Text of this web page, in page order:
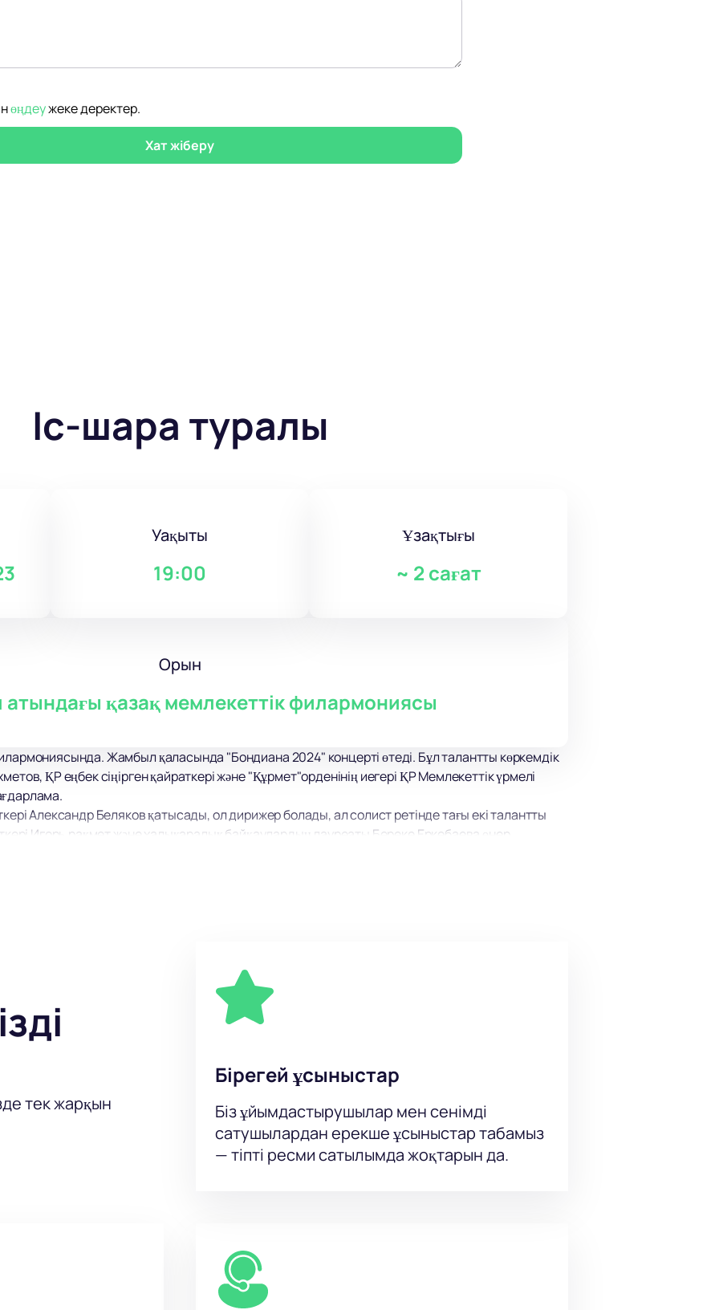
өңдеужеке деректер.
Хат жіберу
Іс-шара туралы
Уақыты
19:00
Ұзақтығы
~ 2 сағат
Орын
қазақ мемлекеттік филармониясы
Жамбыл қаласында "Бондиана 2024" концерті өтеді. Бұл талантты көркемдік
ҚР еңбек сіңірген қайраткері және "Құрмет"орденінің иегері ҚР Мемлекеттік үрмелі
Александр Беляков қатысады, ол дирижер болады, ал солист ретінде тағы екі талантты
Игорь рақмет және халықаралық байқаулардың лауреаты Береке Еркебаева өнер
тек жарқын
Бірегей ұсыныстар
Біз ұйымдастырушылар мен сенімді
сатушылардан ерекше ұсыныстар табамыз
— тіпті ресми сатылымда жоқтарын да.